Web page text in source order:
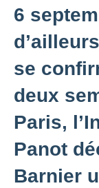
6
se
deux
Paris,
Panot
Barnier